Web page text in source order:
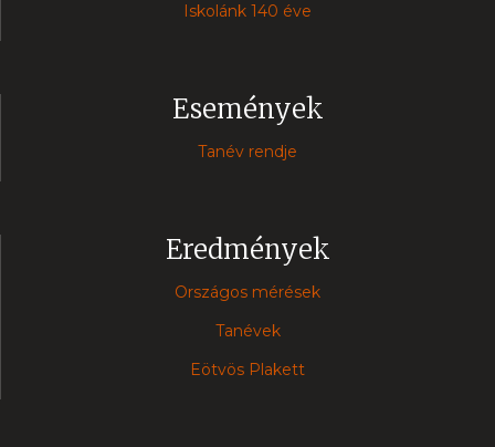
Iskolánk 140 éve
Események
Tanév rendje
Eredmények
Országos mérések
Tanévek
Eötvös Plakett